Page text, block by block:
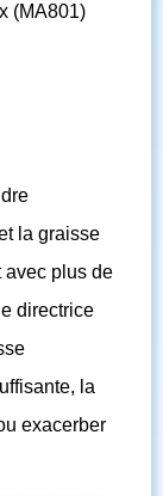
(MA801)
la graisse
avec plus de
directrice
la
exacerber